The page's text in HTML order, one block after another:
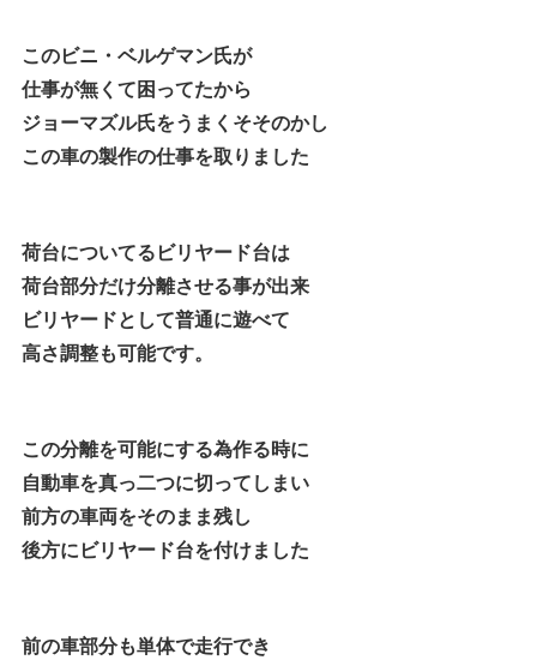
このビニ・ベルゲマン氏が
仕事が無くて困ってたから
ジョーマズル氏をうまくそそのかし
この車の製作の仕事を取りました
荷台についてるビリヤード台は
荷台部分だけ分離させる事が出来
ビリヤードとして普通に遊べて
高さ調整も可能です。
この分離を可能にする為作る時に
自動車を真っ二つに切ってしまい
前方の車両をそのまま残し
後方にビリヤード台を付けました
前の車部分も単体で走行でき